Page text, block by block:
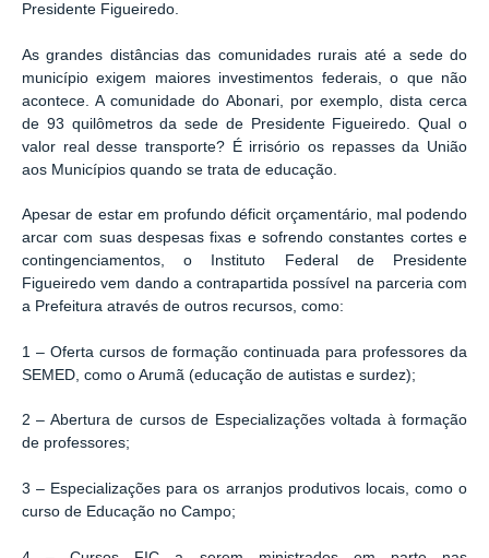
Presidente Figueiredo.
As grandes distâncias das comunidades rurais até a sede do
município exigem maiores investimentos federais, o que não
acontece. A comunidade do Abonari, por exemplo, dista cerca
de 93 quilômetros da sede de Presidente Figueiredo. Qual o
valor real desse transporte? É irrisório os repasses da União
aos Municípios quando se trata de educação.
Apesar de estar em profundo déficit orçamentário, mal podendo
arcar com suas despesas fixas e sofrendo constantes cortes e
contingenciamentos, o Instituto Federal de Presidente
Figueiredo vem dando a contrapartida possível na parceria com
a Prefeitura através de outros recursos, como:
1 – Oferta cursos de formação continuada para professores da
SEMED, como o Arumã (educação de autistas e surdez);
2 – Abertura de cursos de Especializações voltada à formação
de professores;
3 – Especializações para os arranjos produtivos locais, como o
curso de Educação no Campo;